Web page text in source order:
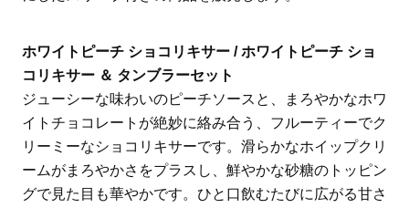
ホワイトピーチ ショコリキサー / ホワイトピーチ ショ
コリキサー ＆ タンブラーセット
ジューシーな味わいのピーチソースと、まろやかなホワ
イトチョコレートが絶妙に絡み合う、フルーティーでク
リーミーなショコリキサーです。滑らかなホイップクリ
ームがまろやかさをプラスし、鮮やかな砂糖のトッピン
グで見た目も華やかです。ひと口飲むたびに広がる甘さ